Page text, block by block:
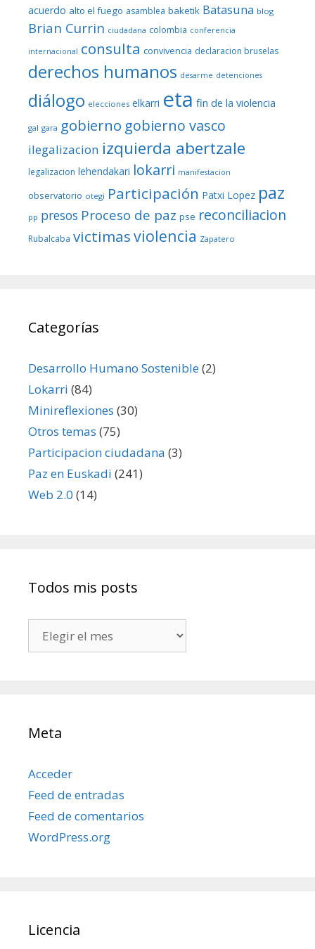
acuerdo alto el fuego asamblea baketik Batasuna blog
Brian Currin ciudadana colombia conferencia
internacional consulta convivencia declaracion bruselas
derechos humanos desarme detenciones
diálogo elecciones elkarri eta fin de la violencia
gal gara gobierno gobierno vasco
ilegalizacion izquierda abertzale
legalizacion lehendakari lokarri manifestacion
observatorio otegi Participación Patxi Lopez paz
pp presos Proceso de paz pse reconciliacion
Rubalcaba victimasviolencia Zapatero
Categorías
Desarrollo Humano Sostenible(2)
Lokarri (84)
Minireflexiones (30)
Otros temas (75)
Participacion ciudadana (3)
Paz en Euskadi (241)
Web 2.0 (14)
Todos mis posts
mis
Meta
Acceder
Feed de entradas
Feed de comentarios
WordPress.org
Licencia